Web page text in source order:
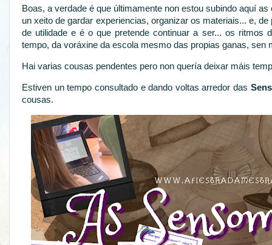
Boas, a verdade é que últimamente non estou subindo aquí
un xeito de gardar experiencias, organizar os materiais... e,
de utilidade e é o que pretende continuar a ser... os ritmos
tempo, da voráxine da escola mesmo das propias ganas, sen
Hai varias cousas pendentes pero non quería deixar máis
Estiven un tempo consultado e dando voltas arredor das
cousas.